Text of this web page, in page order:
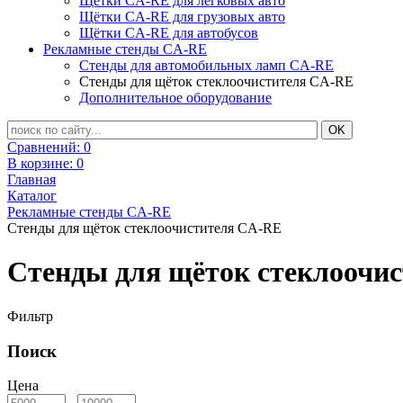
Щётки CA-RE для грузовых авто
Щётки CA-RE для автобусов
Рекламные стенды CA-RE
Стенды для автомобильных ламп CA-RE
Стенды для щёток стеклоочистителя CA-RE
Дополнительное оборудование
Сравнений: 0
В корзине: 0
Главная
Каталог
Рекламные стенды CA-RE
Стенды для щёток стеклоочистителя CA-RE
Стенды для щёток
Фильтр
Поиск
Цена